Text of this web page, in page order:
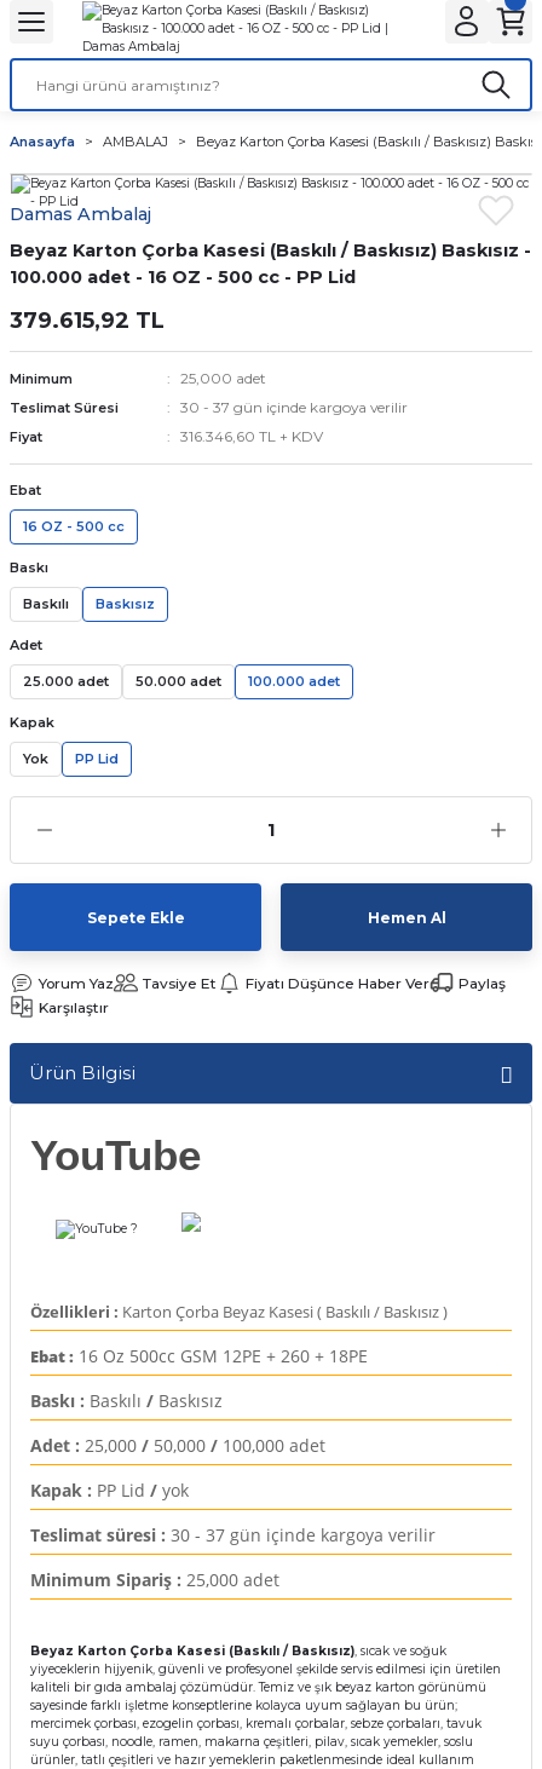
Geri Dön
Kutuları
Geri Dön
Burger Kutuları
Kutusu
Tuz
Stick Toz Şeker ve Tuz
Islak Mendil ve Peçete
Ambalajlerı
Geri Dön
Geri Dön
Körüklü Torba
Geri Dön
Setleri
Geri Dön
Anasayfa AMBALAJ Beyaz Karton Çorba Kasesi (Baskılı / Baskısız)
Damas Ambalaj
Beyaz Karton Çorba Kasesi (Baskılı / Baskısız) Baskısız -
100.000 adet - 16 OZ - 500 cc - PP Lid
379.615,92 TL
Minimum 25,000 adet
Teslimat Süresi 30 - 37 gün içinde kargoya verilir
Fiyat 316.346,60 TL + KDV
Ebat
16 OZ - 500 cc
Baskı
Baskılı Baskısız
Adet
25.000 adet 50.000 adet 100.000 adet
Kapak
Yok PP Lid
Sepete Ekle Hemen Al
Yorum Yaz Tavsiye Et Fiyatı Düşünce Haber Ver
Paylaş
Karşılaştır
Ürün Bilgisi
YouTube
?
Özellikleri : Karton Çorba Beyaz Kasesi ( Baskılı / Baskısız )
Ebat : 16 Oz 500cc GSM 12PE + 260 + 18PE
Baskı : Baskılı / Baskısız
Adet : 25,000 / 50,000 / 100,000 adet
Kapak : PP Lid / yok
Teslimat süresi : 30 - 37 gün içinde kargoya verilir
Minimum Sipariş : 25,000 adet
Beyaz Karton Çorba Kasesi (Baskılı / Baskısız), sıcak ve soğuk
yiyeceklerin hijyenik, güvenli ve profesyonel şekilde servis edilmesi için üretilen
kaliteli bir gıda ambalaj çözümüdür. Temiz ve şık beyaz karton görünümü
sayesinde farklı işletme konseptlerine kolayca uyum sağlayan bu ürün;
mercimek çorbası, ezogelin çorbası, kremalı çorbalar, sebze çorbaları, tavuk
suyu çorbası, noodle, ramen, makarna çeşitleri, pilav, sıcak yemekler, soslu
ürünler, tatlı çeşitleri ve hazır yemeklerin paketlenmesinde ideal kullanım